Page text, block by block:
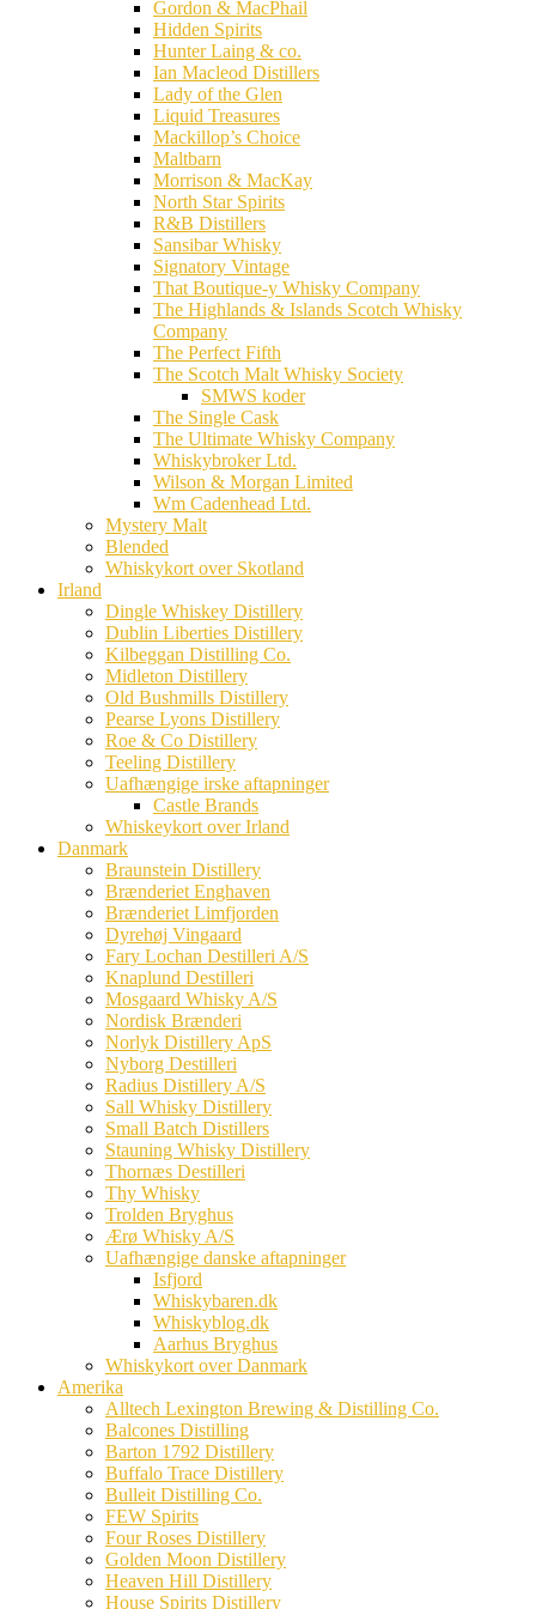
Gordon & MacPhail
Hidden Spirits
Hunter Laing & co.
Ian Macleod Distillers
Lady of the Glen
Liquid Treasures
Mackillop’s Choice
Maltbarn
Morrison & MacKay
North Star Spirits
R&B Distillers
Sansibar Whisky
Signatory Vintage
That Boutique-y Whisky Company
The Highlands & Islands Scotch Whisky
Company
The Perfect Fifth
The Scotch Malt Whisky Society
SMWS koder
The Single Cask
The Ultimate Whisky Company
Whiskybroker Ltd.
Wilson & Morgan Limited
Wm Cadenhead Ltd.
Mystery Malt
Blended
Whiskykort over Skotland
Irland
Dingle Whiskey Distillery
Dublin Liberties Distillery
Kilbeggan Distilling Co.
Midleton Distillery
Old Bushmills Distillery
Pearse Lyons Distillery
Roe & Co Distillery
Teeling Distillery
Uafhængige irske aftapninger
Castle Brands
Whiskeykort over Irland
Danmark
Braunstein Distillery
Brænderiet Enghaven
Brænderiet Limfjorden
Dyrehøj Vingaard
Fary Lochan Destilleri A/S
Knaplund Destilleri
Mosgaard Whisky A/S
Nordisk Brænderi
Norlyk Distillery ApS
Nyborg Destilleri
Radius Distillery A/S
Sall Whisky Distillery
Small Batch Distillers
Stauning Whisky Distillery
Thornæs Destilleri
Thy Whisky
Trolden Bryghus
Ærø Whisky A/S
Uafhængige danske aftapninger
Isfjord
Whiskybaren.dk
Whiskyblog.dk
Aarhus Bryghus
Whiskykort over Danmark
Amerika
Alltech Lexington Brewing & Distilling Co.
Balcones Distilling
Barton 1792 Distillery
Buffalo Trace Distillery
Bulleit Distilling Co.
FEW Spirits
Four Roses Distillery
Golden Moon Distillery
Heaven Hill Distillery
House Spirits Distillery